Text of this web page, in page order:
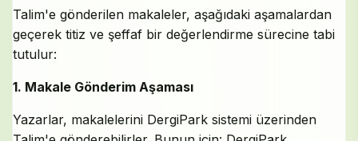
Talim'e gönderilen makaleler, aşağıdaki aşamalardan
geçerek titiz ve şeffaf bir değerlendirme sürecine tabi
tutulur:
1. Makale Gönderim Aşaması
Yazarlar, makalelerini DergiPark sistemi üzerinden